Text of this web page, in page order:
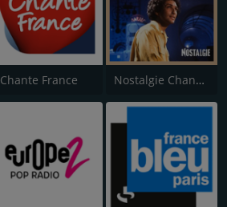
Chante France Nostalgie Chansons Françaises